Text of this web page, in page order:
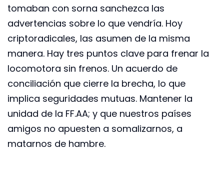
tomaban con sorna sanchezca las
advertencias sobre lo que vendría. Hoy
criptoradicales, las asumen de la misma
manera. Hay tres puntos clave para frenar la
locomotora sin frenos. Un acuerdo de
conciliación que cierre la brecha, lo que
implica seguridades mutuas. Mantener la
unidad de la FF.AA; y que nuestros países
amigos no apuesten a somalizarnos, a
matarnos de hambre.